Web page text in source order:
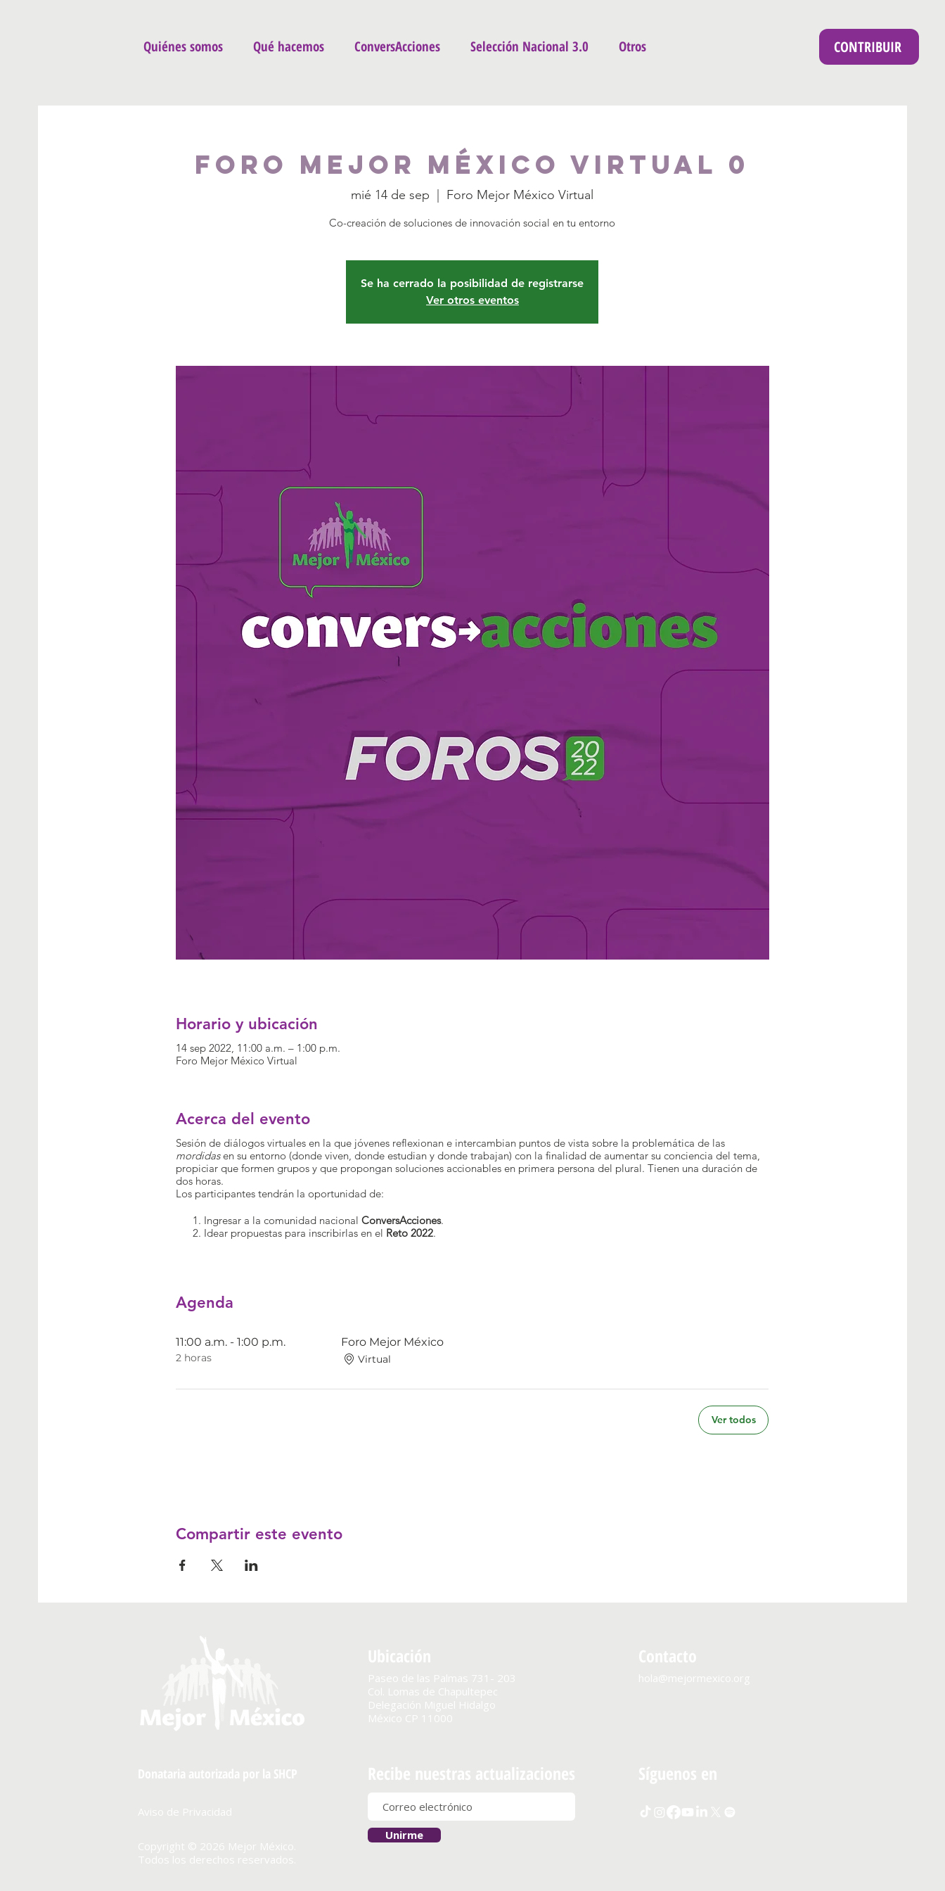
Quiénes somos Qué hacemos ConversAcciones Selección Nacional 3.0 Otros CONTRIBUIR
Foro Mejor México Virtual 0
mié 14 de sep Foro Mejor México Virtual
Co-creación de soluciones de innovación social en tu entorno
Se ha cerrado la posibilidad de registrarse
Ver otros eventos
Horario y ubicación
14 sep 2022, 11:00 a.m. – 1:00 p.m.
Foro Mejor México Virtual
Acerca del evento
Sesión de diálogos virtuales en la que jóvenes reflexionan e intercambian puntos de vista sobre la problemática de las
mordidasen su entorno (donde viven, donde estudian y donde trabajan) con la finalidad de aumentar su conciencia del tema,
propiciar que formen grupos y que propongan soluciones accionables en primera persona del plural. Tienen una duración de
dos horas.
Los participantes tendrán la oportunidad de:
Ingresar a la comunidad nacionalConversAcciones.
Idear propuestas para inscribirlas en el Reto 2022.
Agenda
11:00 a.m. - 1:00 p.m.
2 horas
Foro Mejor México
Virtual
Ver todos
Compartir este evento
Unirme